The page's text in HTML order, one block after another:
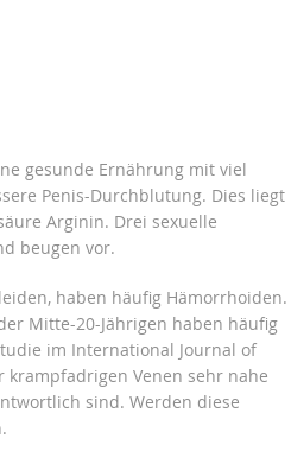
gesunde Ernährung mit viel
Penis-Durchblutung. Dies liegt
Arginin. Drei sexuelle
beugen vor.
haben häufig Hämorrhoiden.
Mitte-20-Jährigen haben häufig
im International Journal of
krampfadrigen Venen sehr nahe
sind. Werden diese